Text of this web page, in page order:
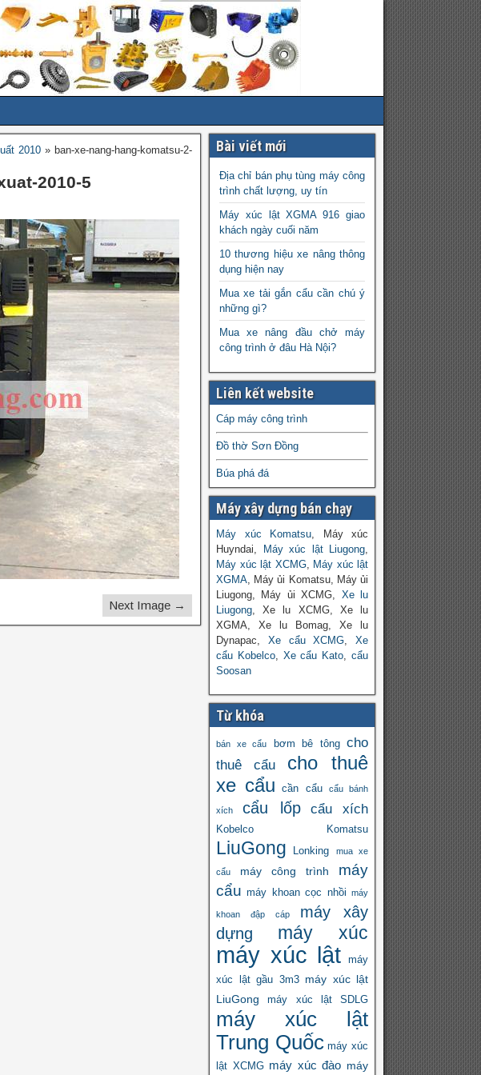
2010 » ban-xe-nang-hang-komatsu-2-
2010-5
Next Image →
Bài viết mới
Địa chỉ bán phụ tùng máy công
trình chất lượng, uy tín
Máy xúc lật XGMA 916 giao
khách ngày cuối năm
10 thương hiệu xe nâng thông
dụng hiện nay
Mua xe tải gắn cẩu cần chú ý
những gì?
Mua xe nâng đầu chở máy
công trình ở đâu Hà Nội?
Liên kết website
Cáp máy công trình
Đồ thờ Sơn Đồng
Búa phá đá
Máy xây dựng bán chạy
Máy xúc Komatsu, Máy xúc
Huyndai,
Máy xúc lật Liugong,
Máy xúc lật XCMG, Máy xúc lật
XGMA, Máy ủi Komatsu, Máy ủi
Liugong, Máy ủi XCMG, Xe lu
Liugong, Xe lu XCMG, Xe lu
XGMA, Xe lu Bomag, Xe lu
Dynapac, Xe cẩu XCMG, Xe
cẩu Kobelco, Xe cẩu Kato,cẩu
Soosan
Từ khóa
bán xe cẩu bơm bê tông
cho
thuê cẩu
cho thuê
xe cẩu
cần cẩu cẩu bánh
xích cẩu lốp cẩu xích
Kobelco Komatsu
LiuGong Lonking mua xe
cẩu máy công trình
máy
cẩu máy khoan cọc nhồi máy
khoan đập cáp
máy xây
dựng
máy xúc
máy xúc lật
máy
xúc lật gầu 3m3
máy xúc lật
LiuGong
máy xúc lật SDLG
máy xúc lật
Trung Quốc máy xúc
lật XCMG máy xúc đào máy